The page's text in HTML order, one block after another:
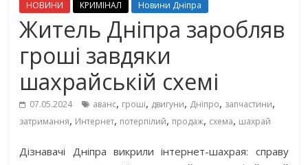
НОВИНИ КРИМІНАЛ Новини Дніпра
Житель Дніпра заробляв
гроші завдяки
шахрайській схемі
07.05.2024 аванс, гроші, двигуни, Дніпро, запчастини,
затримання, Интернет, потерпілий, продаж, схема, шахрай
Дізнавачі Дніпра викрили інтернет-шахрая: справу